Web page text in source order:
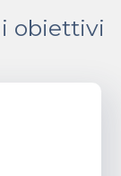
obiettivi